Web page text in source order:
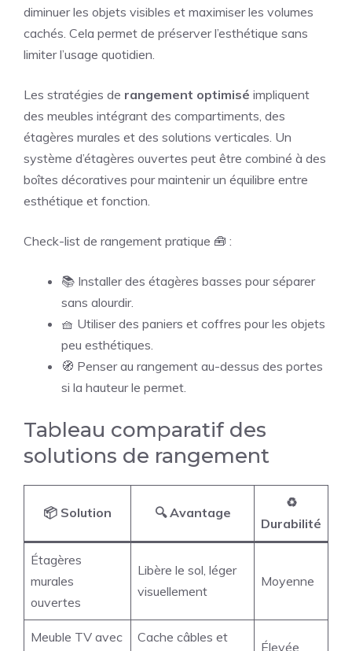
diminuer les objets visibles et maximiser les volumes
cachés. Cela permet de préserver l’esthétique sans
limiter l’usage quotidien.
Les stratégies de rangement optimisé impliquent
des meubles intégrant des compartiments, des
étagères murales et des solutions verticales. Un
système d’étagères ouvertes peut être combiné à des
boîtes décoratives pour maintenir un équilibre entre
esthétique et fonction.
Check-list de rangement pratique 🧰 :
📚 Installer des étagères basses pour séparer
sans alourdir.
🧺 Utiliser des paniers et coffres pour les objets
peu esthétiques.
🧭 Penser au rangement au-dessus des portes
si la hauteur le permet.
Tableau comparatif des
solutions de rangement
📦 Solution 🔍 Avantage
♻️
Durabilité
Étagères
murales
ouvertes
Libère le sol, léger
visuellement
Moyenne
Meuble TV avec
Cache câbles et
Élevée